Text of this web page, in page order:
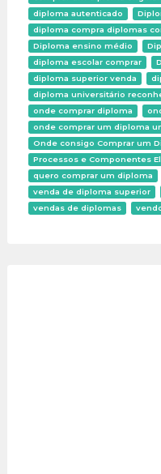
diploma autenticado
diploma compra diplomas
Diploma ensino médio
diploma escolar comprar
diploma superior venda
diploma universitário
onde comprar diploma
onde comprar um diploma
Onde consigo Comprar um
Processos e Componentes
quero comprar um diploma
venda de diploma superior
vendas de diplomas